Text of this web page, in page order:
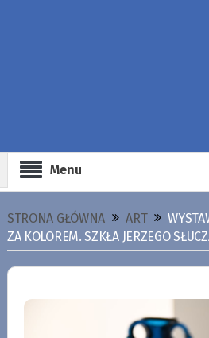
Menu
STRONA GŁÓWNA ART
ZA KOLOREM. SZKŁA JERZEGO